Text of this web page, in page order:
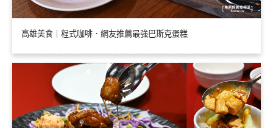
高雄美食｜程式咖啡．網友推薦最強巴斯克蛋糕